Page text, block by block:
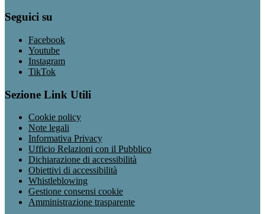
Seguici su
Facebook
Youtube
Instagram
TikTok
Sezione Link Utili
Cookie policy
Note legali
Informativa Privacy
Ufficio Relazioni con il Pubblico
Dichiarazione di accessibilità
Obiettivi di accessibilità
Whistleblowing
Gestione consensi cookie
Amministrazione trasparente